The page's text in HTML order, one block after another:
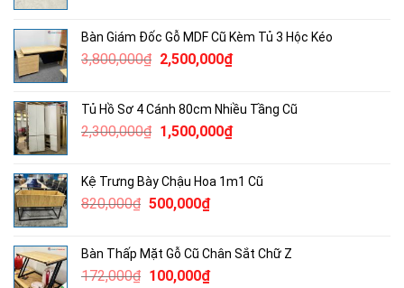
3,780,000₫.là:
2,500,000₫.
Bàn Giám Đốc Gỗ MDF Cũ Kèm Tủ 3 Hộc Kéo
3,800,000₫ Giá
3,800,000₫.
2,500,000₫Giá
là:
2,500,000₫.
Tủ Hồ Sơ 4 Cánh 80cm Nhiều Tầng Cũ
2,300,000₫ Giá
2,300,000₫.
1,500,000₫Giá
là:
Kệ Trưng Bày Chậu Hoa 1m1 Cũ
820,000₫ Giá
820,000₫.
500,000₫Giá
là:
500,000₫.
Bàn Thấp Mặt Gỗ Cũ Chân Sắt Chữ Z
172,000₫ Giá
100,000₫Giá